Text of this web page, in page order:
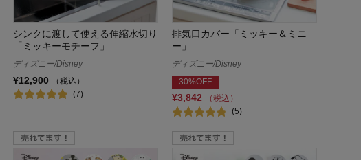
シンクに渡して使える伸縮水切り
「ミッキーモチーフ」
ディズニー/Disney
¥12,900
（税込）
(7)
排気口カバー「ミッキー＆ミニ
ー」
ディズニー/Disney
30%OFF
¥3,842
（税込）
(5)